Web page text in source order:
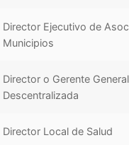
Director Ejecutivo de
Municipios
Director o Gerente
Descentralizada
Director Local de Salud